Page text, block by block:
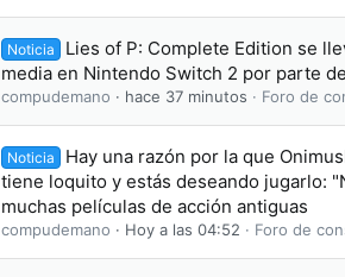
Noticia
Lies of P: Complete Edition se
media en Nintendo Switch 2 por parte
compudemano hace 37 minutos Foro de
Noticia
Hay una razón por la que
tiene loquito y estás deseando jugarlo:
muchas películas de acción antiguas
compudemano Hoy a las 04:52 Foro de